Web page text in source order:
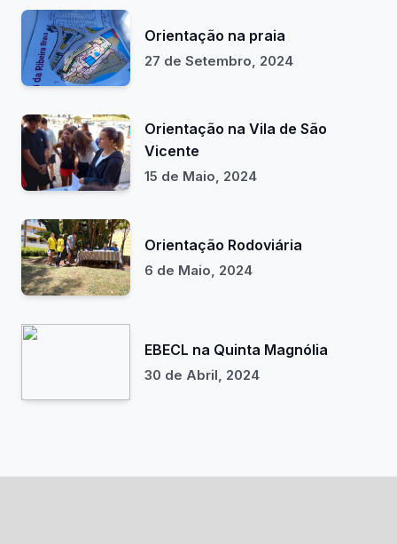
Orientação na praia
27 de Setembro, 2024
Orientação na Vila de São
Vicente
15 de Maio, 2024
Orientação Rodoviária
6 de Maio, 2024
EBECL na Quinta Magnólia
30 de Abril, 2024